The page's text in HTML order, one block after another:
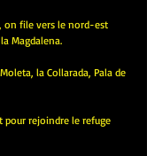
on file vers le nord-est
Magdalena.
la Collarada, Pala de
pour rejoindre le refuge